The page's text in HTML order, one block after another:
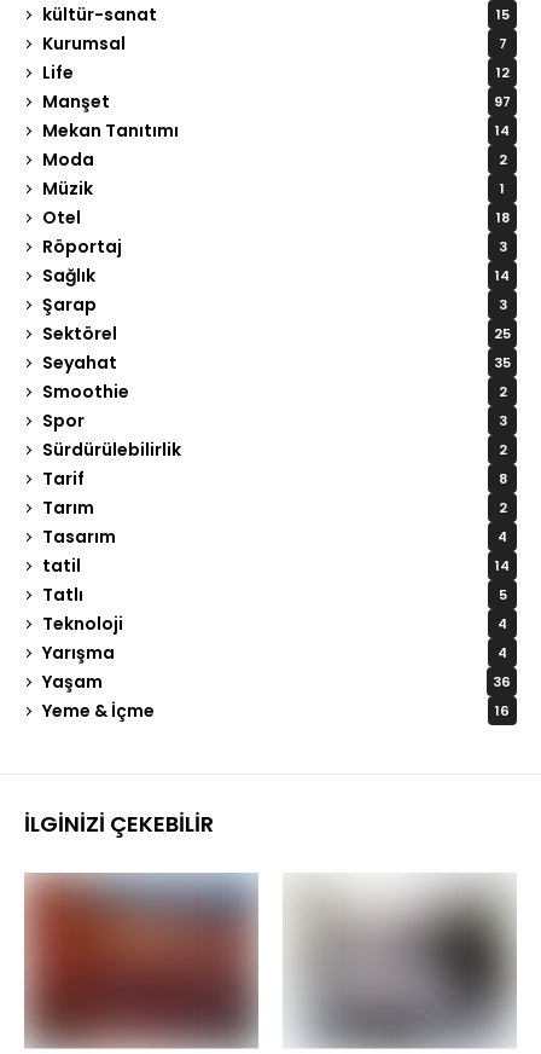
kültür-sanat 15
Kurumsal 7
Life 12
Manşet 97
Mekan Tanıtımı 14
Moda 2
Müzik 1
Otel 18
Röportaj 3
Sağlık 14
Şarap 3
Sektörel 25
Seyahat 35
Smoothie 2
Spor 3
Sürdürülebilirlik 2
Tarif 8
Tarım 2
Tasarım 4
tatil 14
Tatlı 5
Teknoloji 4
Yarışma 4
Yaşam 36
Yeme & İçme 16
İLGINIZI ÇEKEBILIR